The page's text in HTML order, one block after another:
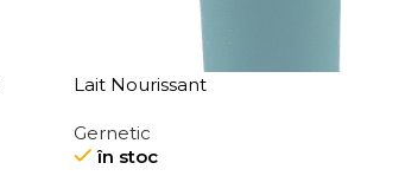
Lait Nourissant
Gernetic
în stoc